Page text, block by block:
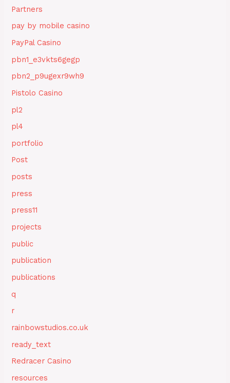
Partners
pay by mobile casino
PayPal Casino
pbn1_e3vkts6gegp
pbn2_p9ugexr9wh9
Pistolo Casino
pl2
pl4
portfolio
Post
posts
press
press11
projects
public
publication
publications
q
r
rainbowstudios.co.uk
ready_text
Redracer Casino
resources